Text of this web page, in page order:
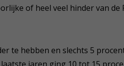
of heel veel hinder van de
te hebben en slechts 5